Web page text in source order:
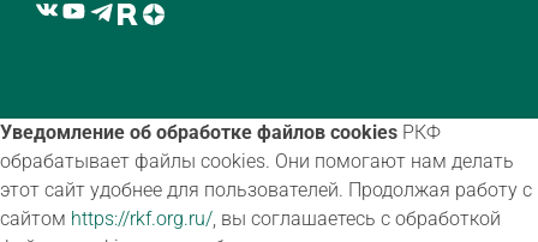
Уведомление об обработке файлов cookies РКФ
обрабатывает файлы cookies. Они помогают нам делать
этот сайт удобнее для пользователей. Продолжая работу с
сайтом https://rkf.org.ru/, вы соглашаетесь с обработкой